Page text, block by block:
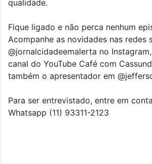
qualidade.
Fique ligado e não perca nenhum
Acompanhe as novidades nas redes
@jornalcidadeemalerta no
canal do YouTube Café com
também o apresentador em
Para ser entrevistado, entre em
Whatsapp (11) 93311-2123